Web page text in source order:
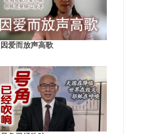
爱而放声高歌